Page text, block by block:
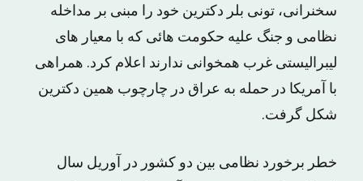
سخنرانی، تونی بلر دکترین خود را مبنی بر مداخله
نظامی و جنگ علیه حکومت هائی که با معیار های
لیبرالیستی غرب همخوانی ندارند اعلام کرد. همراهی
با آمریکا در حمله به عراق در چارچوب همین دکترین
شکل گرفت.
خطر برخورد نظامی بین دو کشور در آوریل سال